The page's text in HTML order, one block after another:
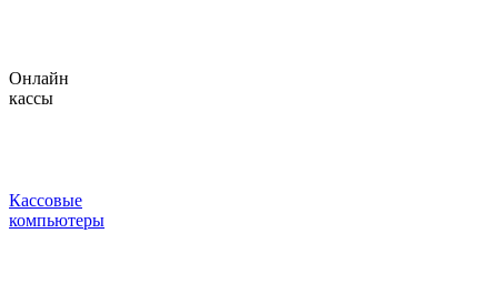
Онлайн
кассы
Кассовые
компьютеры